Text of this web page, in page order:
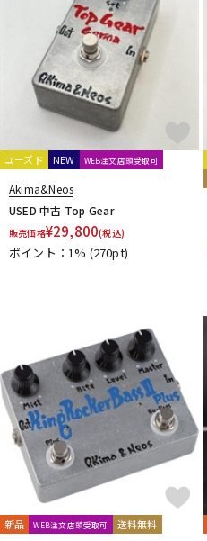
ドラム
キーボード
管楽器
アンプ
DTM オンライン納品
配信/ライブ機器
中古
ユーズド NEW WEB注文店頭受取可
Akima&Neos
USED 中古 Top Gear
販売価格¥29,800(税込)
ポイント：1% (270pt)
新品 WEB注文店頭受取可 送料無料